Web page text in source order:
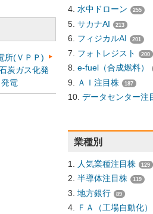
所(ＶＰＰ)
炭ガス化発
電
水中ドローン 255
サカナAI 213
フィジカルAI 201
フォトレジスト 200
e-fuel（合成燃料）
ＡＩ注目株 187
データセンター注
業種別
人気業種注目株 129
半導体注目株 119
地方銀行 89
ＦＡ（工場自動化）